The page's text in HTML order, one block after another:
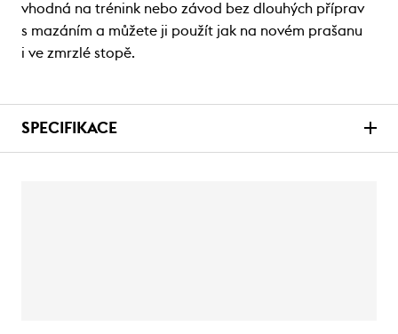
vhodná na trénink nebo závod bez dlouhých příprav
s mazáním a můžete ji použít jak na novém prašanu
i ve zmrzlé stopě.
SPECIFIKACE